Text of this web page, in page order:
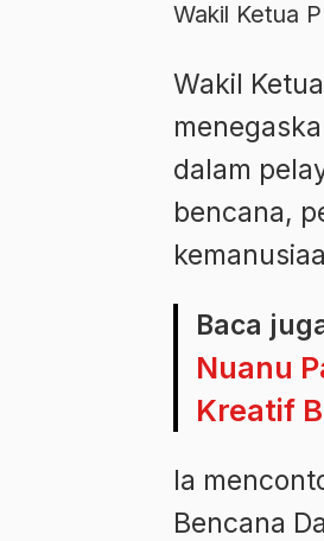
Wakil Ketua
Wakil
dalam
bencana,
Baca
Nuanu
Kreatif
Ia
Bencana